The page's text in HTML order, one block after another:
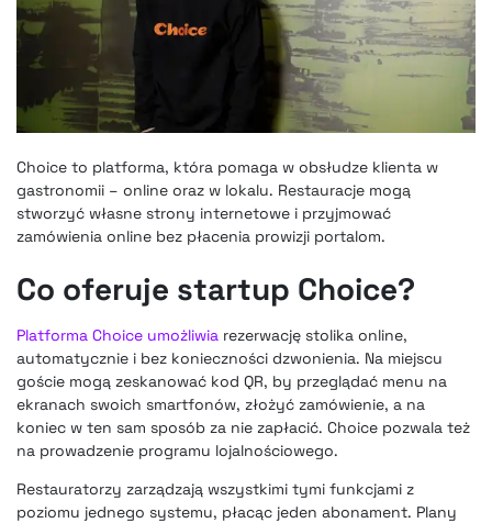
Choice to platforma, która pomaga w obsłudze klienta w
gastronomii – online oraz w lokalu. Restauracje mogą
stworzyć własne strony internetowe i przyjmować
zamówienia online bez płacenia prowizji portalom.
Co oferuje startup Choice?
Platforma Choice umożliwia rezerwację stolika online,
automatycznie i bez konieczności dzwonienia. Na miejscu
goście mogą zeskanować kod QR, by przeglądać menu na
ekranach swoich smartfonów, złożyć zamówienie, a na
koniec w ten sam sposób za nie zapłacić. Choice pozwala też
na prowadzenie programu lojalnościowego.
Restauratorzy zarządzają wszystkimi tymi funkcjami z
poziomu jednego systemu, płacąc jeden abonament. Plany